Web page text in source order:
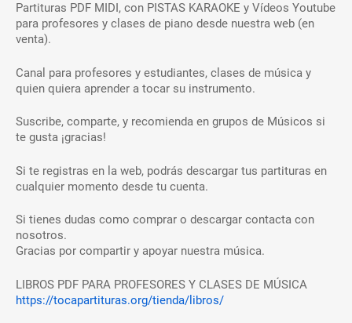
Partituras PDF MIDI, con PISTAS KARAOKE y Vídeos Youtube
para profesores y clases de piano desde nuestra web (en
venta).
Canal para profesores y estudiantes, clases de música y
quien quiera aprender a tocar su instrumento.
Suscribe, comparte, y recomienda en grupos de Músicos si
te gusta ¡gracias!
Si te registras en la web, podrás descargar tus partituras en
cualquier momento desde tu cuenta.
Si tienes dudas como comprar o descargar contacta con
nosotros.
Gracias por compartir y apoyar nuestra música.
LIBROS PDF PARA PROFESORES Y CLASES DE MÚSICA
https://tocapartituras.org/tienda/libros/